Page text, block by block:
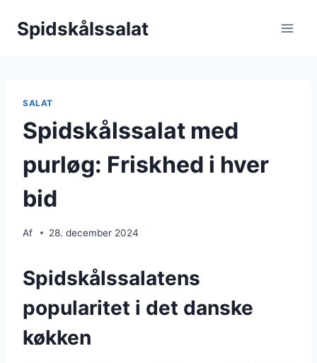
Spidskålssalat
SALAT
Spidskålssalat med
purløg: Friskhed i hver
bid
Af 28. december 2024
Spidskålssalatens
popularitet i det danske
køkken